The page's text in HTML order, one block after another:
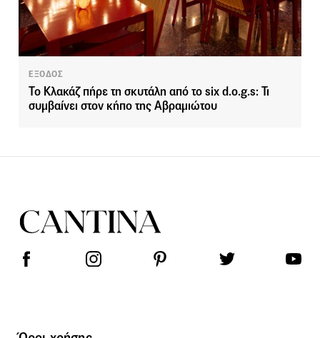
ΕΞΟΔΟΣ
Το Κλακάζ πήρε τη σκυτάλη από το six d.o.g.s: Τι
συμβαίνει στον κήπο της Αβραμιώτου